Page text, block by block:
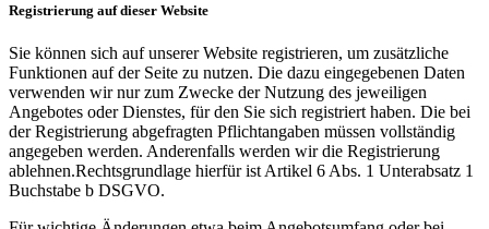
Registrierung auf dieser Website
Sie können sich auf unserer Website registrieren, um zusätzliche
Funktionen auf der Seite zu nutzen. Die dazu eingegebenen Daten
verwenden wir nur zum Zwecke der Nutzung des jeweiligen
Angebotes oder Dienstes, für den Sie sich registriert haben. Die bei
der Registrierung abgefragten Pflichtangaben müssen vollständig
angegeben werden. Anderenfalls werden wir die Registrierung
ablehnen.Rechtsgrundlage hierfür ist Artikel 6 Abs. 1 Unterabsatz 1
Buchstabe b DSGVO.